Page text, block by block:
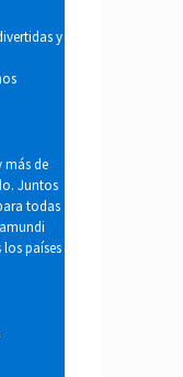
y
más de
Juntos
todas
países